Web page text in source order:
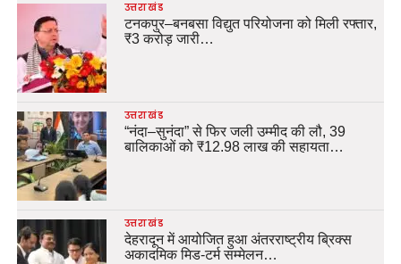
उत्तराखंड
टनकपुर–बनबसा विद्युत परियोजना को मिली रफ्तार,
₹3 करोड़ जारी…
उत्तराखंड
“नंदा–सुनंदा” से फिर जली उम्मीद की लौ, 39
बालिकाओं को ₹12.98 लाख की सहायता…
उत्तराखंड
देहरादून में आयोजित हुआ अंतरराष्ट्रीय ब्रिक्स
अकादमिक मिड-टर्म सम्मेलन…